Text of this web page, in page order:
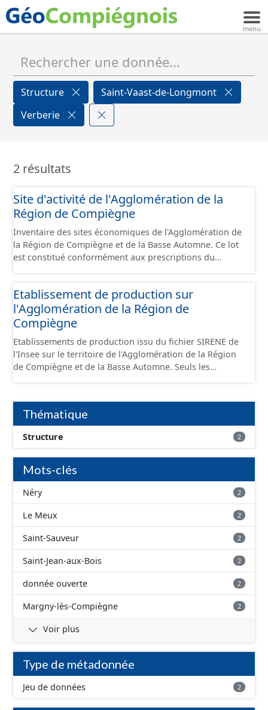
Structure
Saint-Vaast-de-Longmont
Verberie
2 résultats
Site d'activité de l'Agglomération de la
Région de Compiègne
Inventaire des sites économiques de l'Agglomération de
la Région de Compiègne et de la Basse Automne. Ce lot
est constitué conformément aux prescriptions du
Etablissement de production sur
l'Agglomération de la Région de
Compiègne
Etablissements de production issu du fichier SIRENE de
l'Insee sur le territoire de l'Agglomération de la Région
de Compiègne et de la Basse Automne. Seuls les
et structurés conformément aux prescriptions du
standard CNIG Sites Economiques. Ce lot ne contient pas
la référence aux terrains à vocation économique à ce
jour. Il est filtré au-delà des prescriptions du CNIG se
limitant aux SCI.
Thématique
Structure 2
Mots-clés
Néry 2
Le Meux 2
Saint-Sauveur 2
Saint-Jean-aux-Bois 2
donnée ouverte 2
Margny-lès-Compiègne 2
Voir plus
Type de métadonnée
Jeu de données 2